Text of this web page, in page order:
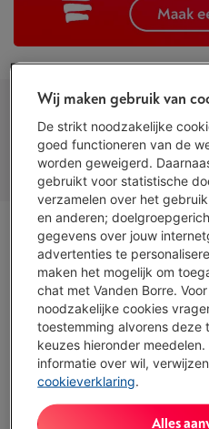
Ecologisch kiezen
Ecologisch gebruiken
Ecologisch recycleren
Wij maken gebruik van
De strikt noodzakelijke
goed functioneren van de
worden geweigerd.
gebruikt voor statistische
verzamelen over het
en anderen;
gegevens over jouw
advertenties te
maken het mogelijk om
chat met Vanden Borre.
noodzakelijke cookies
toestemming alvorens deze
keuzes hieronder
informatie over wil,
cookieverklaring
Alles